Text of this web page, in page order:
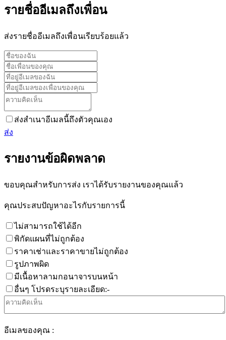
รายชื่ออีเมลถึงเพื่อน
ส่งรายชื่ออีเมลถึงเพื่อนเรียบร้อยแล้ว
ส่งสำเนาอีเมลนี้ถึงตัวคุณเอง
ส่ง
รายงานข้อผิดพลาด
ขอบคุณสำหรับการส่ง เราได้รับรายงานของคุณแล้ว
คุณประสบปัญหาอะไรกับรายการนี้
ไม่สามารถใช้ได้อีก
พิกัดแผนที่ไม่ถูกต้อง
ราคาเช่าและราคาขายไม่ถูกต้อง
รูปภาพผิด
มีเนื้อหาลามกอนาจารบนหน้า
อื่นๆ โปรดระบุรายละเอียด:-
อีเมลของคุณ :